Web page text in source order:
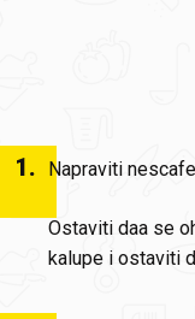
1. Napraviti
Ostaviti daa se
kalupe i ostaviti